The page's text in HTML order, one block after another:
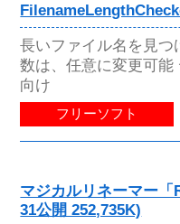
長いファイル名を見
数は、任意に変更可能
向け
フリーソフト
マジカルリネーマー「
31公開 252,735K)